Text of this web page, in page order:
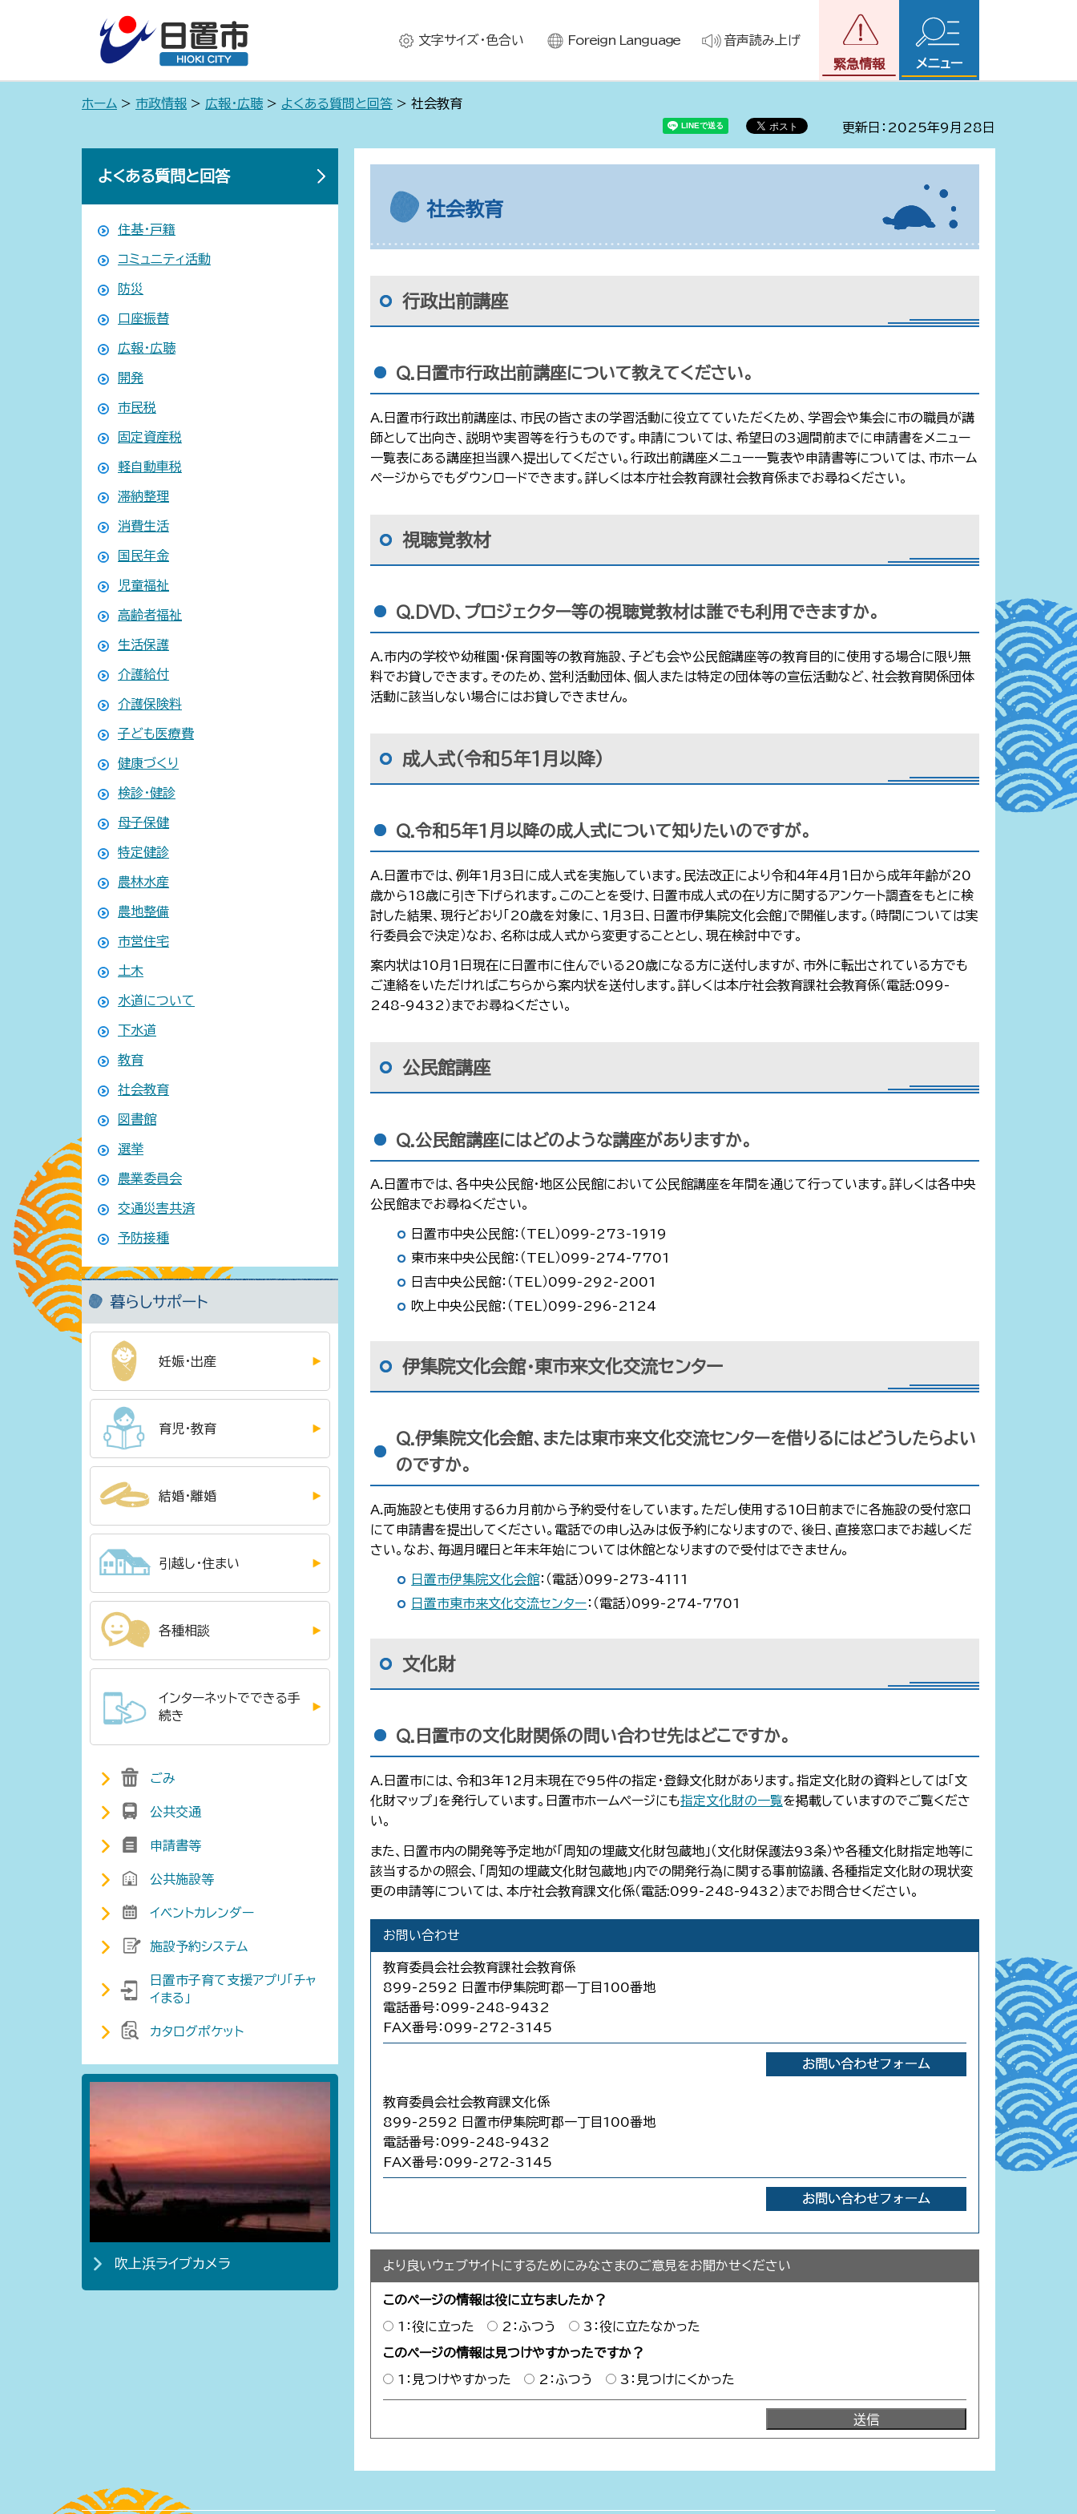
文字サイズ・色合い Foreign Language
音声読み上げ
緊急情報
メニュー
ホーム > 市政情報 > 広報・広聴 > よくある質問と回答 > 社会教育
更新日：2025年9月28日
よくある質問と回答
住基・戸籍
コミュニティ活動
防災
口座振替
広報・広聴
開発
市民税
固定資産税
軽自動車税
滞納整理
消費生活
国民年金
児童福祉
高齢者福祉
生活保護
介護給付
介護保険料
子ども医療費
健康づくり
検診・健診
母子保健
特定健診
農林水産
農地整備
市営住宅
土木
水道について
下水道
教育
社会教育
図書館
選挙
農業委員会
交通災害共済
予防接種
暮らしサポート
妊娠・出産
育児・教育
結婚・離婚
引越し・住まい
各種相談
インターネットでできる手
続き
ごみ
公共交通
申請書等
公共施設等
イベントカレンダー
施設予約システム
日置市子育て支援アプリ「チャ
イまる」
カタログポケット
吹上浜ライブカメラ
社会教育
行政出前講座
Q.日置市行政出前講座について教えてください。
A.日置市行政出前講座は、市民の皆さまの学習活動に役立てていただくため、学習会や集会に市の職員が講
師として出向き、説明や実習等を行うものです。申請については、希望日の3週間前までに申請書をメニュー
一覧表にある講座担当課へ提出してください。行政出前講座メニュー一覧表や申請書等については、市ホーム
ページからでもダウンロードできます。詳しくは本庁社会教育課社会教育係までお尋ねください。
視聴覚教材
Q.DVD、プロジェクター等の視聴覚教材は誰でも利用できますか。
A.市内の学校や幼稚園・保育園等の教育施設、子ども会や公民館講座等の教育目的に使用する場合に限り無
料でお貸しできます。そのため、営利活動団体、個人または特定の団体等の宣伝活動など、社会教育関係団体
活動に該当しない場合にはお貸しできません。
成人式（令和5年1月以降）
Q.令和5年1月以降の成人式について知りたいのですが。
A.日置市では、例年1月3日に成人式を実施しています。民法改正により令和4年4月1日から成年年齢が20
歳から18歳に引き下げられます。このことを受け、日置市成人式の在り方に関するアンケート調査をもとに検
討した結果、現行どおり「20歳を対象に、1月3日、日置市伊集院文化会館」で開催します。（時間については実
行委員会で決定）なお、名称は成人式から変更することとし、現在検討中です。
案内状は10月1日現在に日置市に住んでいる20歳になる方に送付しますが、市外に転出されている方でも
ご連絡をいただければこちらから案内状を送付します。詳しくは本庁社会教育課社会教育係（電話:099-
248-9432）までお尋ねください。
公民館講座
Q.公民館講座にはどのような講座がありますか。
A.日置市では、各中央公民館・地区公民館において公民館講座を年間を通じて行っています。詳しくは各中央
公民館までお尋ねください。
日置市中央公民館：（TEL）099-273-1919
東市来中央公民館：（TEL）099-274-7701
日吉中央公民館：（TEL）099-292-2001
吹上中央公民館：（TEL）099-296-2124
伊集院文化会館・東市来文化交流センター
Q.伊集院文化会館、または東市来文化交流センターを借りるにはどうしたらよい
のですか。
A.両施設とも使用する6カ月前から予約受付をしています。ただし使用する10日前までに各施設の受付窓口
にて申請書を提出してください。電話での申し込みは仮予約になりますので、後日、直接窓口までお越しくだ
さい。なお、毎週月曜日と年末年始については休館となりますので受付はできません。
日置市伊集院文化会館：（電話）099-273-4111
日置市東市来文化交流センター：（電話）099-274-7701
文化財
Q.日置市の文化財関係の問い合わせ先はどこですか。
A.日置市には、令和3年12月末現在で95件の指定・登録文化財があります。指定文化財の資料としては「文
化財マップ」を発行しています。日置市ホームページにも指定文化財の一覧を掲載していますのでご覧くださ
い。
また、日置市内の開発等予定地が「周知の埋蔵文化財包蔵地」（文化財保護法93条）や各種文化財指定地等に
該当するかの照会、「周知の埋蔵文化財包蔵地」内での開発行為に関する事前協議、各種指定文化財の現状変
更の申請等については、本庁社会教育課文化係（電話:099-248-9432）までお問合せください。
お問い合わせ
教育委員会社会教育課社会教育係
899-2592 日置市伊集院町郡一丁目100番地
電話番号：099-248-9432
FAX番号：099-272-3145
教育委員会社会教育課文化係
899-2592 日置市伊集院町郡一丁目100番地
電話番号：099-248-9432
FAX番号：099-272-3145
より良いウェブサイトにするためにみなさまのご意見をお聞かせください
このページの情報は役に立ちましたか？
1：役に立った 2：ふつう 3：役に立たなかった
このページの情報は見つけやすかったですか？
1：見つけやすかった 2：ふつう 3：見つけにくかった